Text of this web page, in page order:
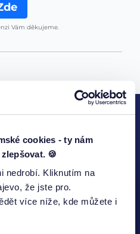
cookies - ty nám
🍪
nedrobí. Kliknutím na
že jste pro.
více níže, kde můžete i
Vám děkujeme.
NÁS